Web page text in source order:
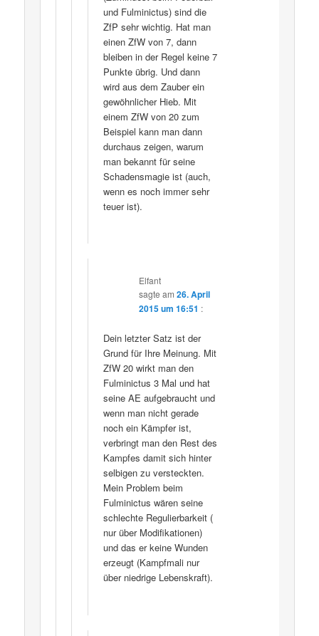
und Fulminictus) sind die
ZfP sehr wichtig. Hat man
einen ZfW von 7, dann
bleiben in der Regel keine 7
Punkte übrig. Und dann
wird aus dem Zauber ein
gewöhnlicher Hieb. Mit
einem ZfW von 20 zum
Beispiel kann man dann
durchaus zeigen, warum
man bekannt für seine
Schadensmagie ist (auch,
wenn es noch immer sehr
teuer ist).
Elfant
sagte am 26. April
2015 um 16:51 :
Dein letzter Satz ist der
Grund für Ihre Meinung. Mit
ZfW 20 wirkt man den
Fulminictus 3 Mal und hat
seine AE aufgebraucht und
wenn man nicht gerade
noch ein Kämpfer ist,
verbringt man den Rest des
Kampfes damit sich hinter
selbigen zu versteckten.
Mein Problem beim
Fulminictus wären seine
schlechte Regulierbarkeit (
nur über Modifikationen)
und das er keine Wunden
erzeugt (Kampfmali nur
über niedrige Lebenskraft).